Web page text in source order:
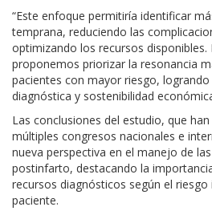
“Este enfoque permitiría identificar
temprana, reduciendo las
optimizando los recursos disponibles.
proponemos priorizar la resonancia
pacientes con mayor riesgo,
diagnóstica y sostenibilidad
Las conclusiones del estudio, que
múltiples congresos nacionales e
nueva perspectiva en el manejo de
postinfarto, destacando la
recursos diagnósticos según el riesgo
paciente.